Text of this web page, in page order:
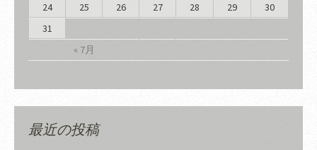
« 7月
24
25 26 27 28 29
30
31
最近の投稿